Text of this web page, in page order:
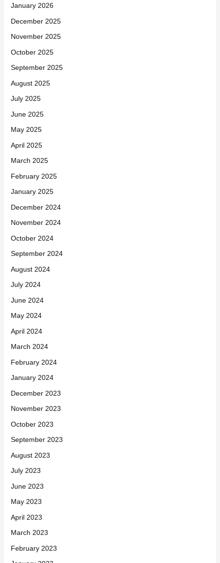
May 2026
April 2026
March 2026
February 2026
January 2026
December 2025
November 2025
October 2025
September 2025
August 2025
July 2025
June 2025
May 2025
April 2025
March 2025
February 2025
January 2025
December 2024
November 2024
October 2024
September 2024
August 2024
July 2024
June 2024
May 2024
April 2024
March 2024
February 2024
January 2024
December 2023
November 2023
October 2023
September 2023
August 2023
July 2023
June 2023